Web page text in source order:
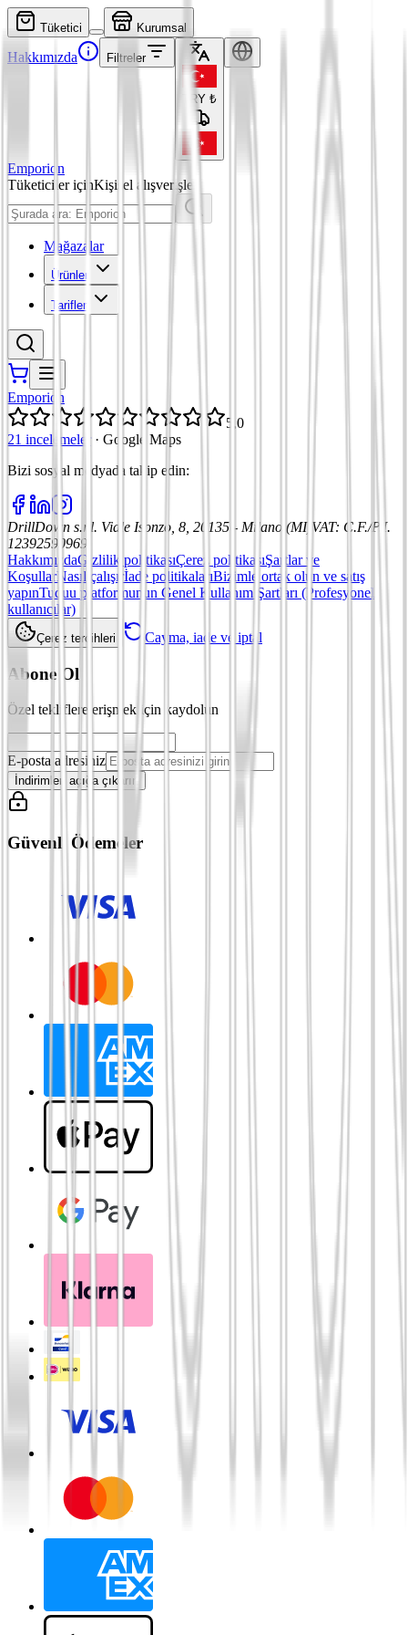
Tüketici Kurumsal
Hakkımızda Filtreler
TRY ₺
Emporion
Tüketiciler içinKişisel alışverişler
Mağazalar
Ürünler
Tarifler
Emporion
5,0
21 incelemeler
· Google Maps
Bizi sosyal medyada takip edin:
DrillDown s.r.l. Viale Isonzo, 8, 20135 - Milano (MI) VAT: C.F./P.I.
12392590969
HakkımızdaGizlilik politikasıÇerez politikasıŞartlar ve
KoşullarNasıl çalışırİade politikalarıBizimle ortak olun ve satış
yapınTuduu platformunun Genel Kullanım Şartları (Profesyonel
kullanıcılar)
Çerez tercihleri Cayma, iade ve iptal
Abone Ol
Özel tekliflere erişmek için kaydolun
E-posta adresiniz
İndirimleri açığa çıkarın
Güvenli Ödemeler